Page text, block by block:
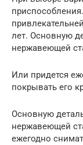
лет. Основную
нержавеющей
Или придется
покрывать его
Основную
нержавеющей
ежегодно